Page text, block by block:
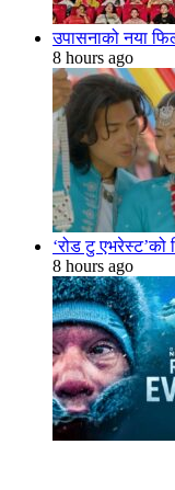
उपासनाको नया
8 hours ago
‘रोड टु एभरेस्ट’को
8 hours ago